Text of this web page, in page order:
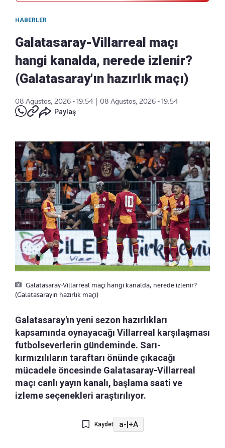
HABERLER
Galatasaray-Villarreal maçı
hangi kanalda, nerede izlenir?
(Galatasaray'ın hazırlık maçı)
08 Ağustos, 2026 - 19:54
08 Ağustos, 2026 - 19:54
Paylaş
Galatasaray-Villarreal maçı hangi kanalda, nerede izlenir?
(Galatasarayın hazırlık maçı)
Galatasaray'ın yeni sezon hazırlıkları
kapsamında oynayacağı Villarreal karşılaşması
futbolseverlerin gündeminde. Sarı-
kırmızılıların taraftarı önünde çıkacağı
mücadele öncesinde Galatasaray-Villarreal
maçı canlı yayın kanalı, başlama saati ve
izleme seçenekleri araştırılıyor.
Kaydet a-|+A